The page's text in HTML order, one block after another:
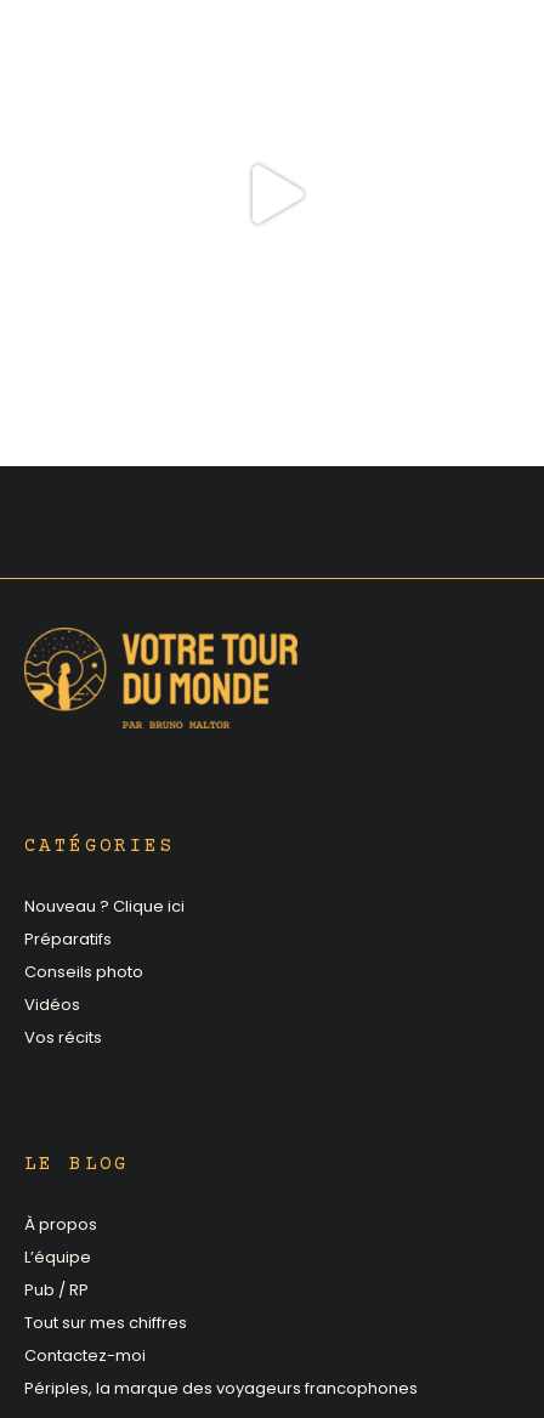
CATÉGORIES
Nouveau ? Clique ici
Préparatifs
Conseils photo
Vidéos
Vos récits
LE BLOG
À propos
L’équipe
Pub / RP
Tout sur mes chiffres
Contactez-moi
Périples, la marque des voyageurs francophones